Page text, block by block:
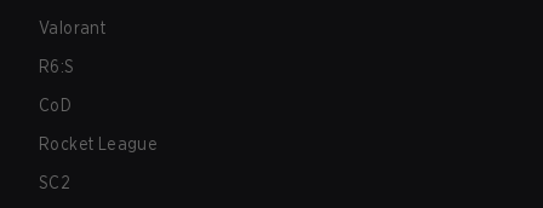
Valorant
R6:S
CoD
Rocket League
SC2